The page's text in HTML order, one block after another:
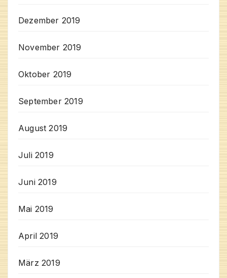
Dezember 2019
November 2019
Oktober 2019
September 2019
August 2019
Juli 2019
Juni 2019
Mai 2019
April 2019
März 2019